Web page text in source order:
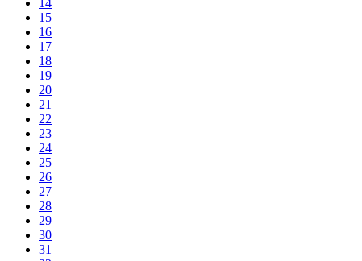
15
16
17
18
19
20
21
22
23
24
25
26
27
28
29
30
31